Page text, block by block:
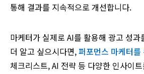
통해 결과를 지속적으로 개선합니다.
마케터가 실제로 AI를 활용해 광고 성과
더 알고 싶으시다면,퍼포먼스 마케터
체크리스트, AI 전략 등 다양한 인사이